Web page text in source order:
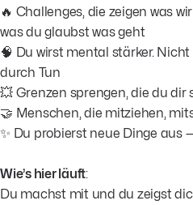
🔥 Challenges, die zeigen was
was du glaubst was geht
🧠 Du wirst mental stärker.
durch Tun
💥 Grenzen sprengen, die du dir
🤝 Menschen, die mitziehen,
✨ Du probierst neue Dinge aus
Wie’s hier läuft:
Du machst mit und du zeigst